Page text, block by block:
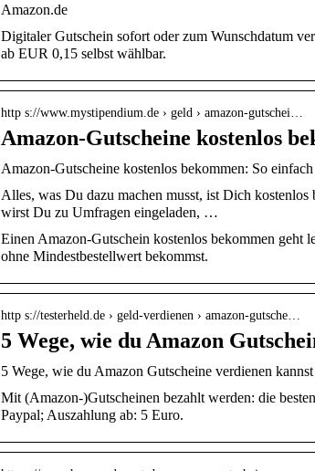
Amazon.de
Digitaler Gutschein sofort oder zum Wunschdatum
ab EUR 0,15 selbst wählbar.
http s://www.mystipendium.de › geld › amazon-gutschei…
Amazon-Gutscheine kostenlos
Amazon-Gutscheine kostenlos bekommen: So
Alles, was Du dazu machen musst, ist Dich
wirst Du zu Umfragen eingeladen, …
Einen Amazon-Gutschein kostenlos bekommen
ohne Mindestbestellwert bekommst.
http s://testerheld.de › geld-verdienen › amazon-gutsche…
5 Wege, wie du Amazon
5 Wege, wie du Amazon Gutscheine verdienen
Mit (Amazon-)Gutscheinen bezahlt werden: die
Paypal; Auszahlung ab: 5 Euro.